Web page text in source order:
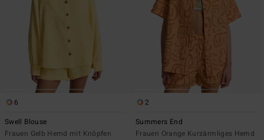
6
Swell Blouse
Frauen Gelb Hemd mit Knöpfen
2
Summers End
Frauen Orange Kurzärmliges Hemd